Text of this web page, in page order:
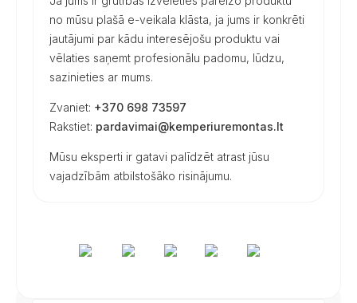
no mūsu plašā e-veikala klāsta, ja jums ir konkrēti
jautājumi par kādu interesējošu produktu vai
vēlaties saņemt profesionālu padomu, lūdzu,
sazinieties ar mums.
Zvaniet: +370 698 73597
Rakstiet: pardavimai@kemperiuremontas.lt
Mūsu eksperti ir gatavi palīdzēt atrast jūsu
vajadzībām atbilstošāko risinājumu.